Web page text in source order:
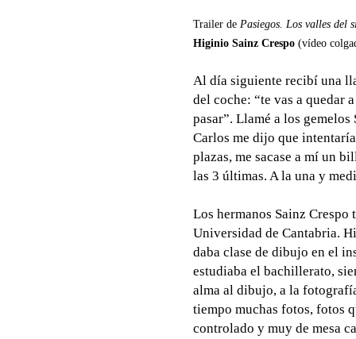
Trailer de Pasiegos. Los valles del
Higinio Sainz Crespo (vídeo
Al día siguiente recibí una
del coche: “te vas a quedar
pasar”. Llamé a los
Carlos me dijo que
plazas, me sacase a mí un
las 3 últimas. A la una y
Los hermanos Sainz
Universidad de Cantabria.
daba clase de dibujo en el
estudiaba el bachillerato,
alma al dibujo, a la
tiempo muchas fotos, fotos
controlado y muy de mesa